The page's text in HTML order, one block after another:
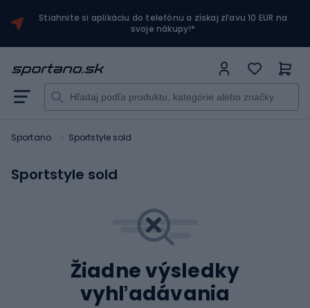
Stiahnite si aplikáciu do telefónu a získaj zľavu 10 EUR na
svoje nákupy!*
Sportano Sportstyle sold
Sportstyle sold
Žiadne výsledky
vyhľadávania